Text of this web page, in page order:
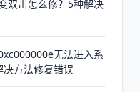
双击怎么修？5种解决
无法进入系
决方法修复错误